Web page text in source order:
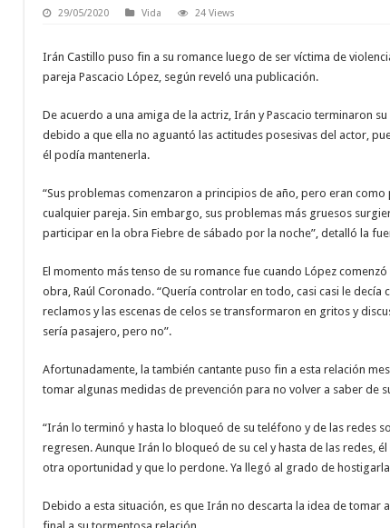
29/05/2020 Vida 24 Views
Irán Castillo puso fin a su romance luego de ser víctima de
pareja Pascacio López, según reveló una publicación.
De acuerdo a una amiga de la actriz, Irán y Pascacio terminaron
debido a que ella no aguantó las actitudes posesivas del actor,
él podía mantenerla.
“Sus problemas comenzaron a principios de año, pero eran
cualquier pareja. Sin embargo, sus problemas más gruesos
participar en la obra Fiebre de sábado por la noche”, detalló la
El momento más tenso de su romance fue cuando López
obra, Raúl Coronado. “Quería controlar en todo, casi casi le
reclamos y las escenas de celos se transformaron en gritos y
sería pasajero, pero no”.
Afortunadamente, la también cantante puso fin a esta relación
tomar algunas medidas de prevención para no volver a saber de
“Irán lo terminó y hasta lo bloqueó de su teléfono y de las redes
regresen. Aunque Irán lo bloqueó de su cel y hasta de las redes,
otra oportunidad y que lo perdone. Ya llegó al grado de
Debido a esta situación, es que Irán no descarta la idea de tomar